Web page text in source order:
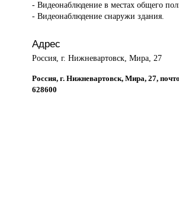
- Видеонаблюдение в местах общего
- Видеонаблюдение снаружи здания.
Адрес
Россия, г. Нижневартовск, Мира, 27
Россия, г. Нижневартовск, Мира, 27,
628600